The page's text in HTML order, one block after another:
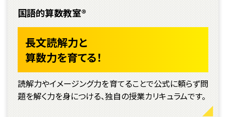
国語的算数教室®
長文読解力と
算数力を育てる！
読解力やイメージング力を育てることで公式に頼らず問
題を解く力を身につける、独自の授業カリキュラムです。